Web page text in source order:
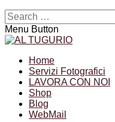
Menu Button
Home
Servizi Fotografici
LAVORA CON NOI
Shop
Blog
WebMail